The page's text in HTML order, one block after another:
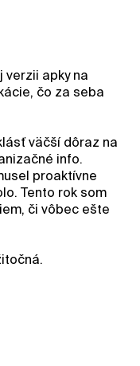
verzii apky na
čo za seba
väčší dôraz na
info.
proaktívne
Tento rok som
či vôbec ešte